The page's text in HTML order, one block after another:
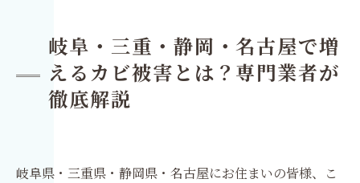
岐阜・三重・静岡・名古屋で増
えるカビ被害とは？専門業者が
徹底解説
岐阜県・三重県・静岡県・名古屋にお住まいの皆様、こ